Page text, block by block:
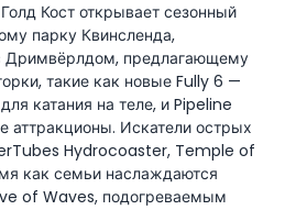
Кост открывает сезонный
парку Квинсленда,
Дримвёрлдом, предлагающему
такие как новые Fully 6 —
катания на теле, и Pipeline
аттракционы. Искатели острых
Hydrocoaster, Temple of
как семьи наслаждаются
of Waves, подогреваемым